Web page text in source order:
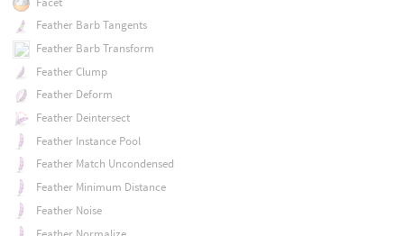
Feather Barb Tangents
Feather Barb Transform
Feather Clump
Feather Deform
Feather Deintersect
Feather Instance Pool
Feather Match Uncondensed
Feather Minimum Distance
Feather Noise